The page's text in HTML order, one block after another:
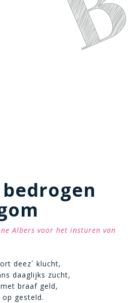
Albers voor het insturen van
deez´ klucht,
daaglijks zucht,
braaf geld,
gesteld.